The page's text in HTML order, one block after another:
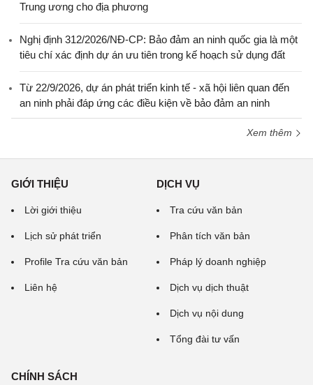
Trung ương cho địa phương
Nghị định 312/2026/NĐ-CP: Bảo đảm an ninh quốc gia là một
tiêu chí xác định dự án ưu tiên trong kế hoạch sử dụng đất
Từ 22/9/2026, dự án phát triển kinh tế - xã hội liên quan đến
an ninh phải đáp ứng các điều kiện về bảo đảm an ninh
Xem thêm
GIỚI THIỆU
Lời giới thiệu
Lịch sử phát triển
Profile Tra cứu văn bản
Liên hệ
DỊCH VỤ
Tra cứu văn bản
Phân tích văn bản
Pháp lý doanh nghiệp
Dịch vụ dịch thuật
Dịch vụ nội dung
Tổng đài tư vấn
CHÍNH SÁCH